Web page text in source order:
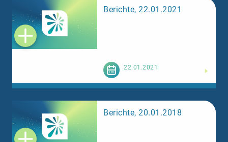
Berichte, 22.01.2021
22.01.2021
Berichte, 20.01.2018